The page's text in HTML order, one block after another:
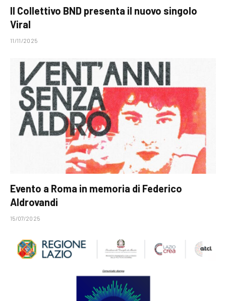
Il Collettivo BND presenta il nuovo singolo
Viral
11/11/2025
Evento a Roma in memoria di Federico
Aldrovandi
15/07/2025